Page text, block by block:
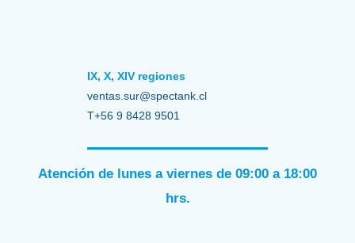
IX, X, XIV regiones
ventas.sur@spectank.cl
T+56 9 8428 9501
Atención de lunes a viernes de 09:00 a 18:00
hrs.